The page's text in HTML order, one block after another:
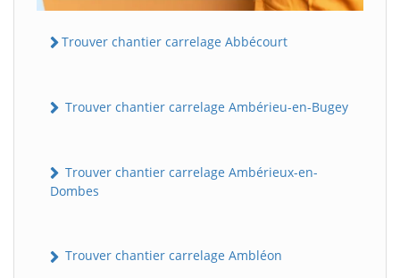
Trouver chantier carrelage Abbécourt
Trouver chantier carrelage Ambérieu-en-Bugey
Trouver chantier carrelage Ambérieux-en-
Dombes
Trouver chantier carrelage Ambléon